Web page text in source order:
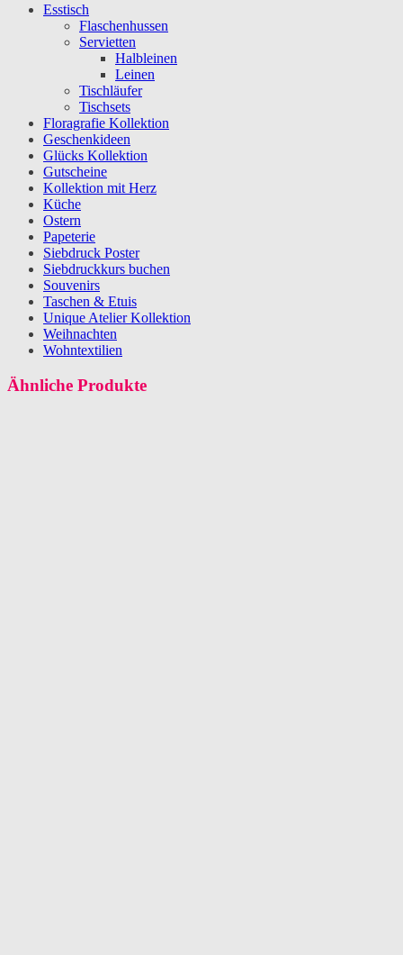
Esstisch
Flaschenhussen
Servietten
Halbleinen
Leinen
Tischläufer
Tischsets
Floragrafie Kollektion
Geschenkideen
Glücks Kollektion
Gutscheine
Kollektion mit Herz
Küche
Ostern
Papeterie
Siebdruck Poster
Siebdruckkurs buchen
Souvenirs
Taschen & Etuis
Unique Atelier Kollektion
Weihnachten
Wohntextilien
Ähnliche Produkte